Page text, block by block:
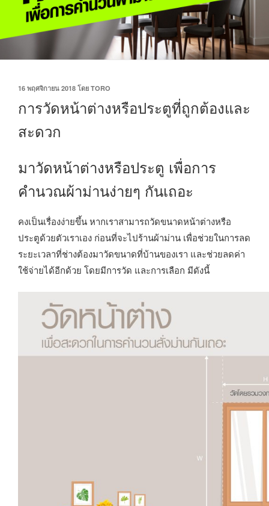
16 พฤศจิกายน 2018 โดย TORO
การวัดหน้าต่างหรือประตูที่ถูกต้องและ
สะดวก
มาวัดหน้าต่างหรือประตู เพื่อการ
คำนวณผ้าม่านง่ายๆ กันเถอะ
คงเป็นเรื่องง่ายขึ้น หากเราสามารถวัดขนาดหน้าต่างหรือ
ประตูด้วยตัวเราเอง ก่อนที่จะไปร้านผ้าม่าน เพื่อช่วยในการลด
ระยะเวลาที่ช่างต้องมาวัดขนาดที่บ้านของเรา และช่วยลดค่า
ใช้จ่ายได้อีกด้วย โดยมีการวัด และการเลือก มีดังนี้